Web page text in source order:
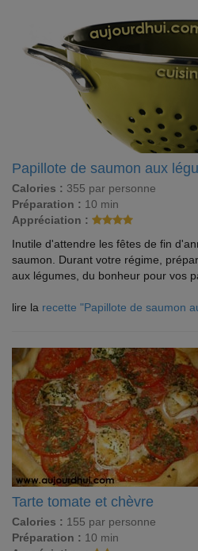
Papillote de saumon aux
Calories : 355 par personne
Préparation : 10 min
Appréciation :
Inutile d'attendre les fêtes de fin
saumon. Durant votre régime,
aux légumes, du bonheur pour vos
lire la recette "Papillote de saumon
Tarte tomate et chèvre
Calories : 155 par personne
Préparation : 10 min